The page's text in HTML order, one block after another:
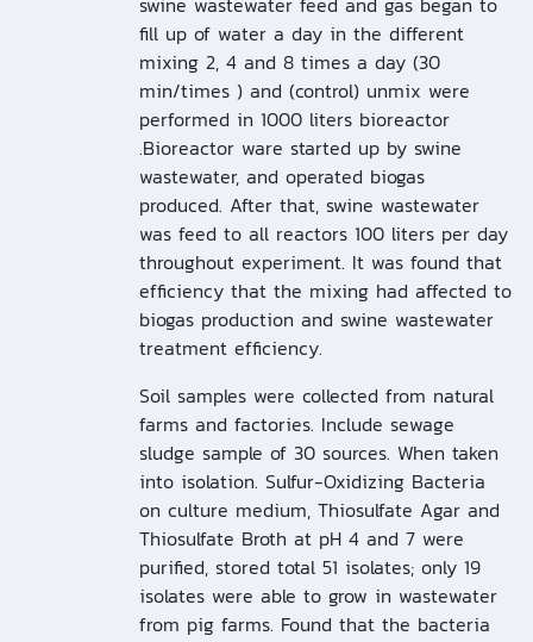
fill up of water a day in the different
mixing 2, 4 and 8 times a day (30
min/times ) and (control) unmix were
performed in 1000 liters bioreactor
.Bioreactor ware started up by swine
wastewater, and operated biogas
produced. After that, swine wastewater
was feed to all reactors 100 liters per day
throughout experiment. It was found that
efficiency that the mixing had affected to
biogas production and swine wastewater
treatment efficiency.
Soil samples were collected from natural
farms and factories. Include sewage
sludge sample of 30 sources. When taken
into isolation. Sulfur-Oxidizing Bacteria
on culture medium, Thiosulfate Agar and
Thiosulfate Broth at pH 4 and 7 were
purified, stored total 51 isolates; only 19
isolates were able to grow in wastewater
from pig farms. Found that the bacteria